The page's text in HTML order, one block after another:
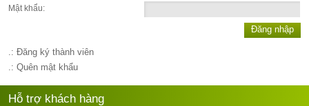
Mật khẩu:
Đăng nhập
.: Đăng ký thành viên
.: Quên mật khẩu
Hỗ trợ khách hàng